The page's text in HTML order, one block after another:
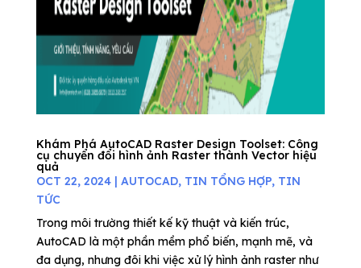
Khám Phá AutoCAD Raster Design Toolset: Công
cụ chuyển đổi hình ảnh Raster thành Vector hiệu
quả
OCT 22, 2024| AUTOCAD, TIN TỔNG HỢP, TIN
TỨC
Trong môi trường thiết kế kỹ thuật và kiến trúc,
AutoCAD là một phần mềm phổ biến, mạnh mẽ, và
đa dụng, nhưng đôi khi việc xử lý hình ảnh raster như